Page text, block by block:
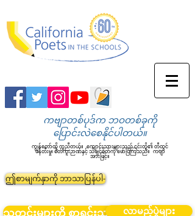
ကဗျာတစ်ပုဒ်က ဘဝတစ်ခုကို
ပြောင်းလဲစေနိုင်ပါတယ်။
ကျွန်တော်တို့ ကူညီတယ်။ ကျောင်းသားများသည် ၎င်းတို့၏ တီထွင်
ဖန်တီးမှု၊ စိတ်ကူးဉာဏ်နှင့် သိချင်စိတ်ကို ဖော်ပြကြသည်။ ကဗျာ
အားဖြင့်။
ဤစာမျက်နှာကို ဘာသာပြန်ပါ-
သတင်းများကို စာရင်းသွင်းပါ။လာမည့်ပွဲများ